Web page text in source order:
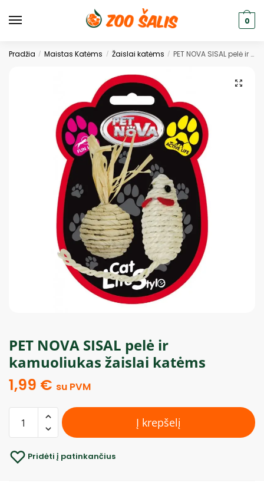
0
Pradžia / Maistas Katėms / Žaislai katėms / PET NOVA SISAL pelė ir kamuoliukas žaislai katėms
PET NOVA SISAL pelė ir
kamuoliukas žaislai katėms
1,99 € su PVM
Į krepšelį
Pridėti į patinkančius